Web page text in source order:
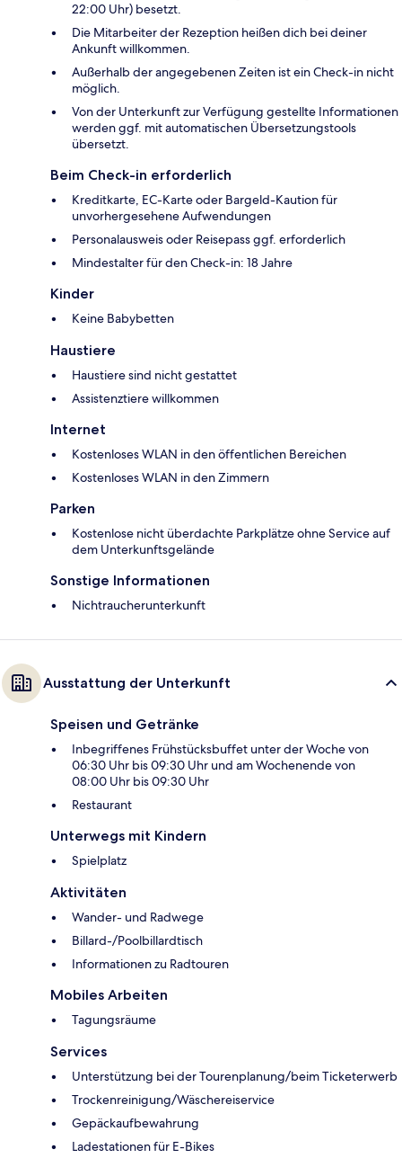
22:00 Uhr) besetzt.
Die Mitarbeiter der Rezeption heißen dich bei deiner
Ankunft willkommen.
Außerhalb der angegebenen Zeiten ist ein Check-in nicht
möglich.
Von der Unterkunft zur Verfügung gestellte Informationen
werden ggf. mit automatischen Übersetzungstools
übersetzt.
Beim Check-in erforderlich
Kreditkarte, EC-Karte oder Bargeld-Kaution für
unvorhergesehene Aufwendungen
Personalausweis oder Reisepass ggf. erforderlich
Mindestalter für den Check-in: 18 Jahre
Kinder
Keine Babybetten
Haustiere
Haustiere sind nicht gestattet
Assistenztiere willkommen
Internet
Kostenloses WLAN in den öffentlichen Bereichen
Kostenloses WLAN in den Zimmern
Parken
Kostenlose nicht überdachte Parkplätze ohne Service auf
dem Unterkunftsgelände
Sonstige Informationen
Nichtraucherunterkunft
Ausstattung der Unterkunft
Speisen und Getränke
Inbegriffenes Frühstücksbuffet unter der Woche von
06:30 Uhr bis 09:30 Uhr und am Wochenende von
08:00 Uhr bis 09:30 Uhr
Restaurant
Unterwegs mit Kindern
Spielplatz
Aktivitäten
Wander- und Radwege
Billard-/Poolbillardtisch
Informationen zu Radtouren
Mobiles Arbeiten
Tagungsräume
Services
Unterstützung bei der Tourenplanung/beim Ticketerwerb
Trockenreinigung/Wäschereiservice
Gepäckaufbewahrung
Ladestationen für E-Bikes